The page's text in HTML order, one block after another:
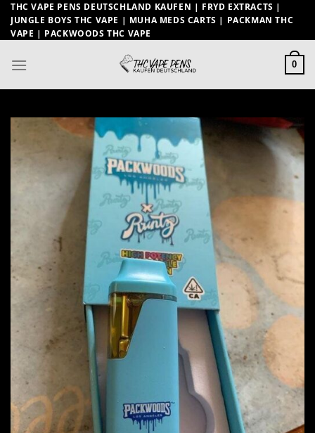
Zum
Inhalt
springen
THC VAPE PENS DEUTSCHLAND KAUFEN | FRYD EXTRACTS |
JUNGLE BOYS THC VAPE | MUHA MEDS CARTS | PACKMAN THC
VAPE | PACKWOODS THC VAPE
0